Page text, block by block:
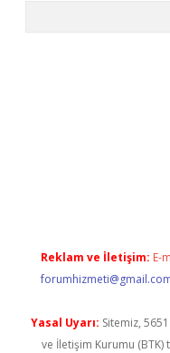
Reklam ve İletişim: E-
Yasal Uyarı: Sitemiz,
ve İletişim Kurumu (BTK)